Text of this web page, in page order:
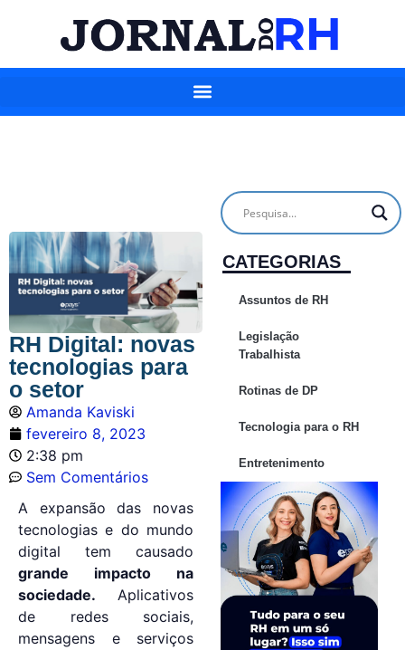
RH Digital: novas
tecnologias para
o setor
Amanda Kaviski
fevereiro 8, 2023
2:38 pm
Sem Comentários
A expansão das novas
tecnologias e do mundo
digital tem causado
grande impacto na
sociedade. Aplicativos
de redes sociais,
mensagens e serviços
CATEGORIAS
Assuntos de RH
Legislação
Trabalhista
Rotinas de DP
Tecnologia para o RH
Entretenimento